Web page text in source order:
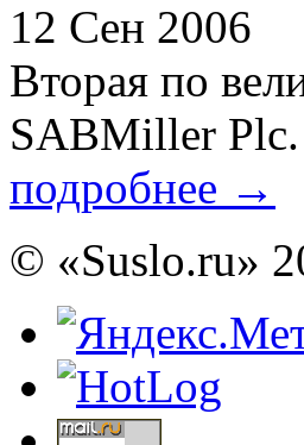
12 Сен 2006
Вторая по
SABMiller Plc.
подробнее →
© «Suslo.ru»